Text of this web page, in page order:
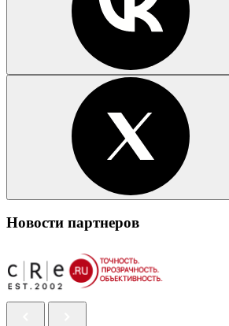
Новости партнеров